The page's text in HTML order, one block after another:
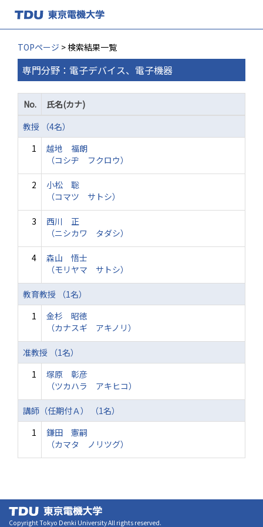
TOPページ > 検索結果一覧
専門分野：電子デバイス、電子機器
No.
氏名(カナ)
教授 （4名）
1
越地 福朗
（コシヂ フクロウ）
2
小松 聡
（コマツ サトシ）
3
西川 正
（ニシカワ タダシ）
4
森山 悟士
（モリヤマ サトシ）
教育教授 （1名）
1
金杉 昭徳
（カナスギ アキノリ）
准教授 （1名）
1
塚原 彰彦
（ツカハラ アキヒコ）
講師（任期付Ａ） （1名）
1
鎌田 憲嗣
（カマタ ノリツグ）
Copyright Tokyo Denki University All rights reserved.